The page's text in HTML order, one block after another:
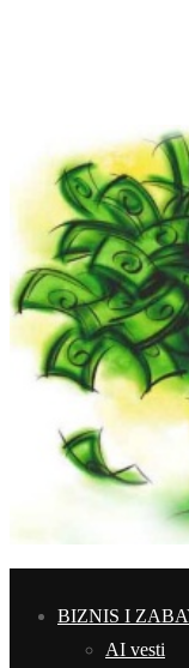
BIZNIS I
AI vesti